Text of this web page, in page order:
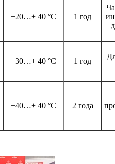
−20…+ 40 °C 1 год
−30…+ 40 °C 1 год
−40…+ 40 °C 2 года